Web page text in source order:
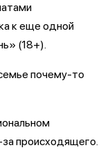
к еще одной
(18+).
почему-то
происходящего.